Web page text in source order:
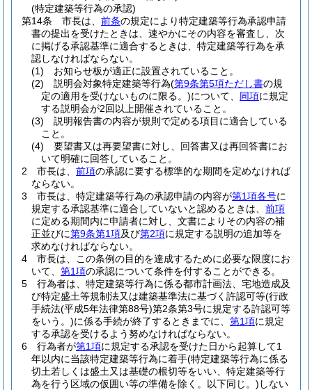
(特定建築等行為の承認)
第14条
市長は、 前条の規定により特定建築等行為承認申請
書の提出を受けたときは、速やかにその内容を審査し、次
に掲げる承認基準に適合するときは、特定建築等行為を承
認しなければならない。
(1)
お知らせ板が適正に設置されていること。
(2)
説明会対象特定建築等行為(第9条第5項ただし書の規
定の適用を受けないものに限る。)について、 同項に規定
する説明会が2回以上開催されていること。
(3)
説明報告書の内容が規則で定める項目に適合している
こと。
(4)
要望書又は再要望書に対し、回答書又は再回答書にお
いて明確に回答していること。
2
市長は、 前項の承認に要する標準的な期間を定めなければ
ならない。
3
市長は、特定建築等行為の承認申請の内容が第1項各号に
規定する承認基準に適合していないと認めるときは、 前項
に定める期間内に申請者に対し、文書によりその内容の補
正並びに第9条第1項及び第2項に規定する説明の追加等を
求めなければならない。
4
市長は、この条例の目的を達成するために必要な限度にお
いて、 第1項の承認について条件を付することができる。
5
行為者は、特定建築等行為に係る都市計画法、宅地造成及
び特定盛土等規制法又は建築基準法に基づく許認可等(行政
手続法(平成5年法律第88号)第2条第3号に規定する許認可等
をいう。)に係る手続が終了するときまでに、 第1項に規定
する承認を受けるよう努めなければならない。
6
行為者が第1項に規定する承認を受けた日から起算して1
年以内に当該特定建築等行為に着手(特定建築等行為に係る
切土若しくは盛土又は基礎の根切等をいい、特定建築等行
為を行う区域の仮囲い等の準備を除く。以下同じ。) しない